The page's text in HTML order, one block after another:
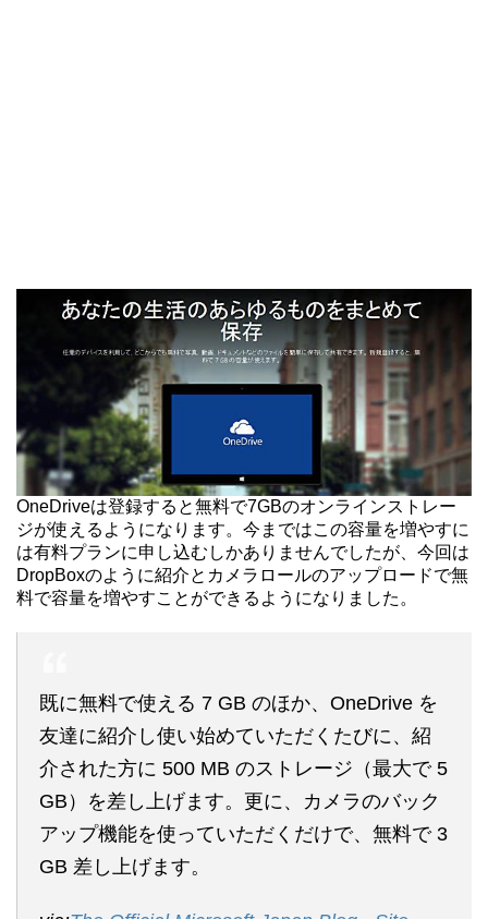
OneDriveは登録すると無料で7GBのオンラインストレー
ジが使えるようになります。今まではこの容量を増やすに
は有料プランに申し込むしかありませんでしたが、今回は
DropBoxのように紹介とカメラロールのアップロードで無
料で容量を増やすことができるようになりました。
既に無料で使える 7 GB のほか、OneDrive を
友達に紹介し使い始めていただくたびに、紹
介された方に 500 MB のストレージ（最大で 5
GB）を差し上げます。更に、カメラのバック
アップ機能を使っていただくだけで、無料で 3
GB 差し上げます。